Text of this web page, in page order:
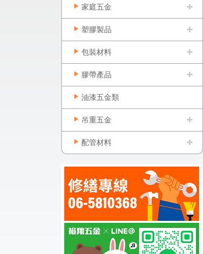
家庭五金
塑膠製品
包裝材料
膠帶產品
油漆五金類
吊重五金
配管材料